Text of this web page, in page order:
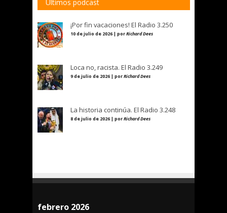
Últimos podcast
¡Por fin vacaciones! El Radio 3.250
10 de julio de 2026 | porRichard Dees
Loca no, racista. El Radio 3.249
9 de julio de 2026 | porRichard Dees
La historia continúa. El Radio 3.248
8 de julio de 2026 | porRichard Dees
febrero 2026